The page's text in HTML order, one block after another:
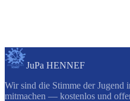
JuPa HENNEF
Wir sind die Stimme der Jugend
mitmachen — kostenlos und